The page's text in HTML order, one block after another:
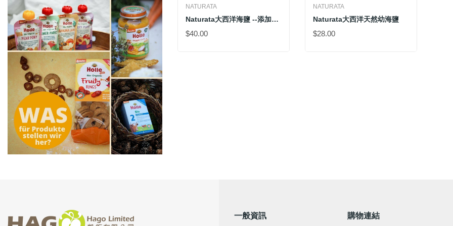
NATURATA
Naturata大西洋海鹽 --添加有機碘質
$40.00
NATURATA
Naturata大西洋天然幼海鹽
$28.00
一般資訊 購物連結